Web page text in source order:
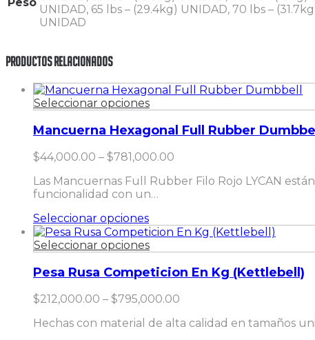
UNIDAD, 65 lbs – (29.4kg) UNIDAD, 70 lbs –
UNIDAD
Productos Relacionados
Seleccionar opcionesEste
tiene
variantes.
opciones
se
en
la
de
Mancuerna Hexagonal Full Rubber Dumbbell
$44,000.00 – $781,000.00
$44,000.00
Las Mancuernas Full Rubber Filo Rojo LYCAN
funcionalidad con un…
Seleccionar opcionesEste
producto
tiene
múltiples
variantes.
opciones
pueden
Seleccionar opcionesEste
tiene
variantes.
opciones
Pesa Rusa Competicion En Kg (Kettlebell)
$212,000.00 – $795,000.00
$212,000.00
Hechas con material de alta calidad en tamaños